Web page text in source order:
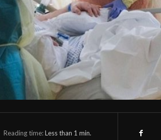
Reading time:Less than 1 min.